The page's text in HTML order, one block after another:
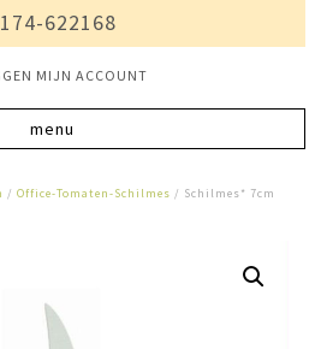
622168
MIJN ACCOUNT
/Office-Tomaten-Schilmes / Schilmes* 7cm